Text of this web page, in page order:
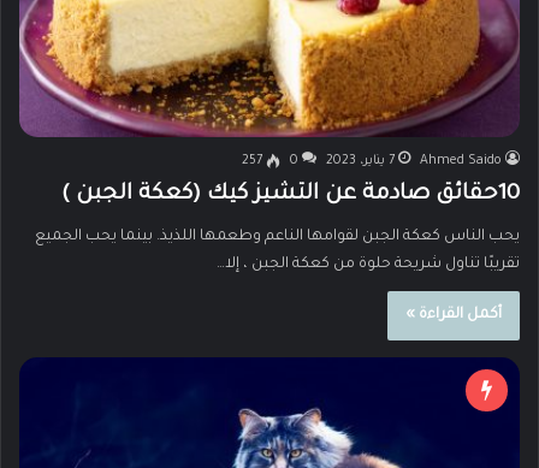
Ahmed Saido 7 يناير، 2023 0
257
10حقائق صادمة عن التشيز كيك (كعكة الجبن )
يحب الناس كعكة الجبن لقوامها الناعم وطعمها اللذيذ. بينما يحب الجميع
تقريبًا تناول شريحة حلوة من كعكة الجبن ، إلا…
أكمل القراءة »